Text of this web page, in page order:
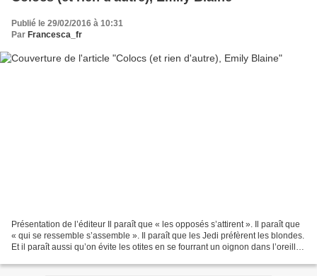
Publié le 29/02/2016 à 10:31
Par Francesca_fr
Présentation de l’éditeur Il paraît que « les opposés s’attirent ». Il paraît que
« qui se ressemble s’assemble ». Il paraît que les Jedi préfèrent les blondes.
Et il paraît aussi qu’on évite les otites en se fourrant un oignon dans l’oreille.